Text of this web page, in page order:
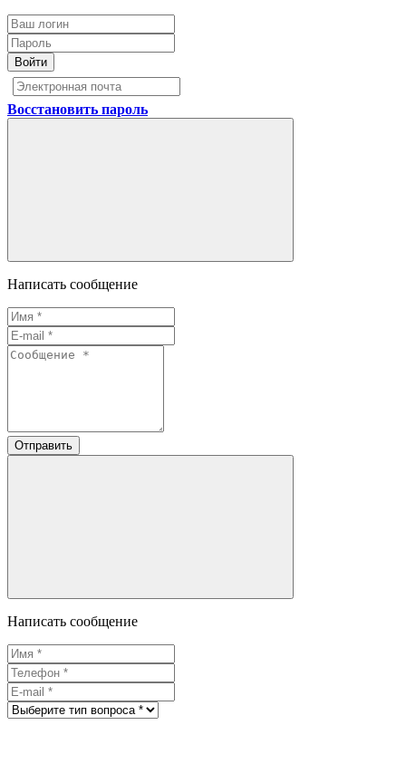
Войти
Восстановить пароль
Написать сообщение
Отправить
Написать сообщение